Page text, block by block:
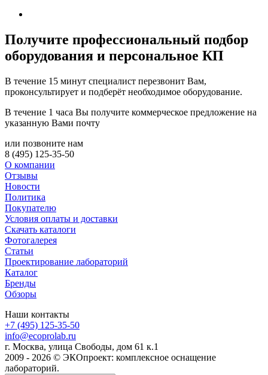
Получите профессиональный подбор
оборудования и персональное КП
В течение 15 минут специалист перезвонит Вам,
проконсультирует и подберёт необходимое оборудование.
В течение 1 часа Вы получите коммерческое предложение на
указанную Вами почту
или позвоните нам
8 (495) 125-35-50
О компании
Отзывы
Новости
Политика
Покупателю
Условия оплаты и доставки
Скачать каталоги
Фотогалерея
Статьи
Проектирование лабораторий
Каталог
Бренды
Обзоры
Наши контакты
+7 (495) 125-35-50
info@ecoprolab.ru
г. Москва, улица Свободы, дом 61 к.1
2009 - 2026 © ЭКОпроект: комплексное оснащение
лабораторий.